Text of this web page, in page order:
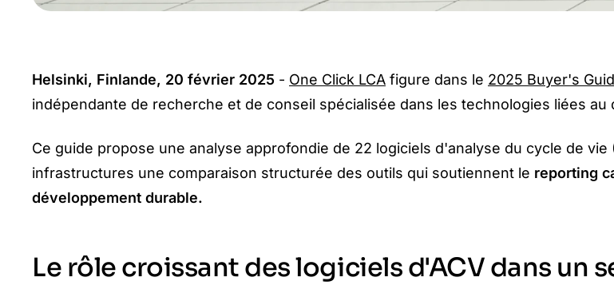
Helsinki, Finlande, 20 février 2025 - One Click LCA figure dans le 2025 Buyer's
indépendante de recherche et de conseil spécialisée dans les technologies liées
Ce guide propose une analyse approfondie de 22 logiciels d'analyse du cycle de
infrastructures une comparaison structurée des outils qui soutiennent le reporting
développement durable.
Le rôle croissant des logiciels d'ACV dans un